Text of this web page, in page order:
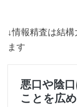
↓情報精査は結
ます